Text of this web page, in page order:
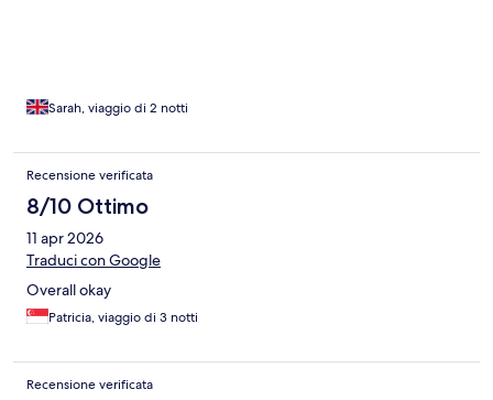
Sarah, viaggio di 2 notti
Recensione verificata
8/10 Ottimo
11 apr 2026
Traduci con Google
Overall okay
Patricia, viaggio di 3 notti
Recensione verificata